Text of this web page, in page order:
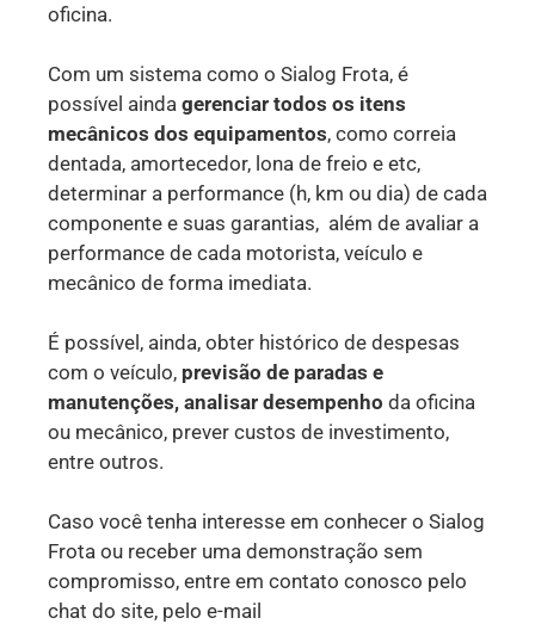
oficina.
Com um sistema como o Sialog Frota, é
possível ainda gerenciar todos os itens
mecânicos dos equipamentos, como correia
dentada, amortecedor, lona de freio e etc,
determinar a performance (h, km ou dia) de cada
componente e suas garantias, além de avaliar a
performance de cada motorista, veículo e
mecânico de forma imediata.
É possível, ainda, obter histórico de despesas
com o veículo, previsão de paradas e
manutenções, analisar desempenho da oficina
ou mecânico, prever custos de investimento,
entre outros.
Caso você tenha interesse em conhecer o Sialog
Frota ou receber uma demonstração sem
compromisso, entre em contato conosco pelo
chat do site, pelo e-mail